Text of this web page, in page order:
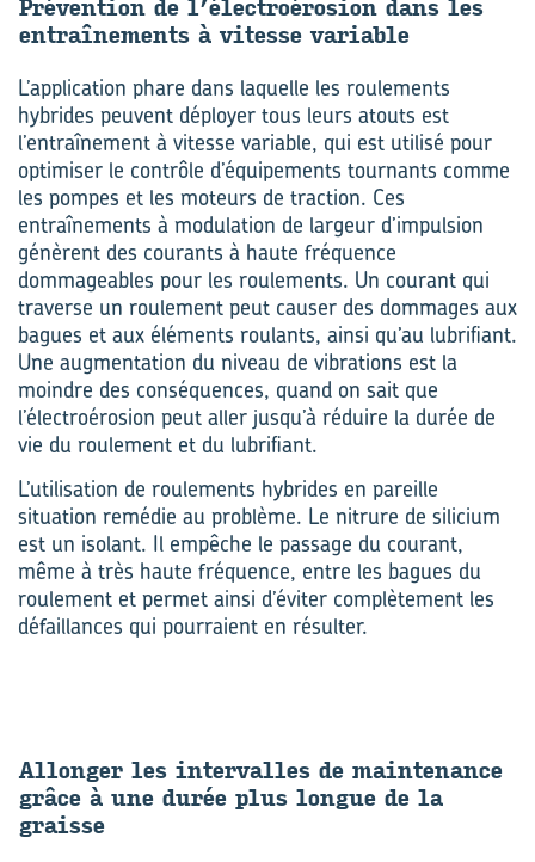
Pré­ven­tion de l’élec­troé­ro­sion dans les
en­traî­ne­ments à vi­tesse va­riable
L’application phare dans laquelle les roulements
hybrides peuvent déployer tous leurs atouts est
l’entraînement à vitesse variable, qui est utilisé pour
optimiser le contrôle d’équipements tournants comme
les pompes et les moteurs de traction. Ces
entraînements à modulation de largeur d’impulsion
génèrent des courants à haute fréquence
dommageables pour les roulements. Un courant qui
traverse un roulement peut causer des dommages aux
bagues et aux éléments roulants, ainsi qu’au lubrifiant.
Une augmentation du niveau de vibrations est la
moindre des conséquences, quand on sait que
l’électroérosion peut aller jusqu’à réduire la durée de
vie du roulement et du lubrifiant.
L’utilisation de roulements hybrides en pareille
situation remédie au problème. Le nitrure de silicium
est un isolant. Il empêche le passage du courant,
même à très haute fréquence, entre les bagues du
roulement et permet ainsi d’éviter complètement les
défaillances qui pourraient en résulter.
Al­lon­ger les in­ter­valles de main­te­nance
grâce à une durée plus longue de la
graisse